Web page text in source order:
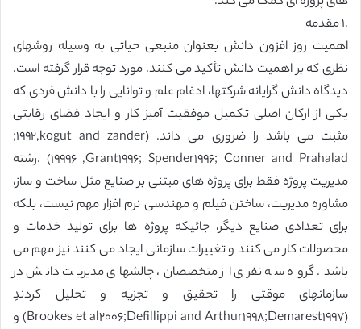
.١ مقدمه
اهمیت روز افزون دانش بعنوان منبعی حیاتی به وسیله روشهای
نظری که بر اهمیت دانش تأکید می کنند، مورد توجه قرار گرفته است.
دیدگاه دانش گرایانه شرکتها، ادغام علم و توانایی را با دانش فردی که
یکی از ارکان اصلی تکمیل موفقیت آمیز کار و ایجاد فضای رقابتی
مثبت می باشد را ضروری می داند. (kogut and zander,١٩٩٢;
Grant١٩٩۶; Spender١٩٩۶; Conner and Prahalad, ١٩٩٩۶) .رشته
مدیریت پروژه فقط برای پروژه های مبتنی بر صنایع مثل ساخت و ساز،
مشاوره مدیریت، ساختن فیلم و مهندسی نرم افزار مهم نیست، بلکه
برای تعدادی صنایع دیگر، جائیکه پروژه ها برای تولید خدمات و
محصولات کار می کنند و تغییرات سازمانی ایجاد می کنند نیز مهم می
باشد. گروه سه نفری از متخصصان، چالشهای مدیریت دانش در
سازمانهای موقتی را تحقیق و تجزیه و تحلیل کردندِ
(Demarest١٩٩٧;Defillippi and Arthur١٩٩٨;Brookes et al٢٠٠۶) و